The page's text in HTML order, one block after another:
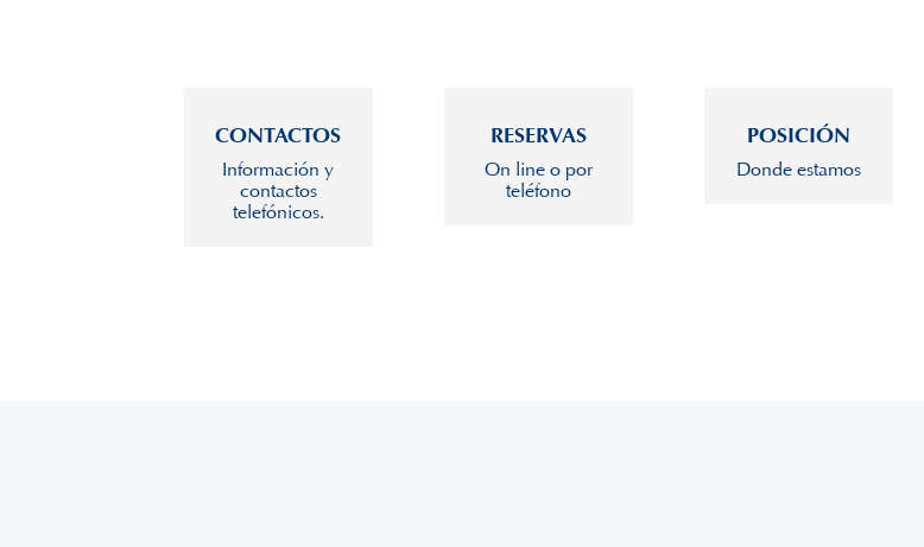
CONTACTOS
Información y
contactos
telefónicos.
RESERVAS
On line o por
teléfono
POSICIÓN
Donde estamos